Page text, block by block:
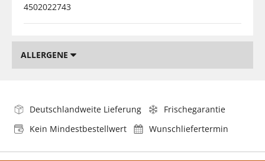
4502022743
ALLERGENE
Deutschlandweite Lieferung
Frischegarantie
Kein Mindestbestellwert
Wunschliefertermin